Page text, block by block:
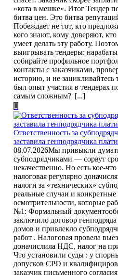
«кота в мешке». Итог Тендер
битва цен. Это битва
Побеждает не тот, кто
кого знают, кому доверяют,
умеет делать эту работу.
выигрывать тендеры:
собирайте профильное
контакты с заказчиками,
историю, и не зацикливайтесь
был опыт участия в тендерах
самым сложным? [...]
Ответственность за
заставила генподрядчика
08.07.2026Мы привыкли
субподрядчиками — сорвут
некачественно. Но есть кое-
налоговая регулярно
налоги за «технических»
реальные случаи и
осмотрительности, которые
№1: Формальный
заключило договор
домов и привлекло
работ . Налоговая провела
доначислила НДС, налог на
Что установили суды : у
допусков СРО и
заказчик письменного